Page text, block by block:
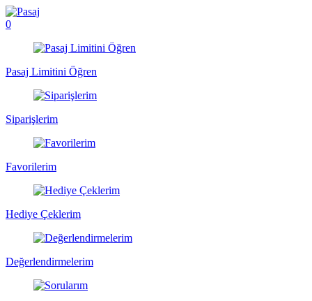
0
Pasaj Limitini Öğren
Siparişlerim
Favorilerim
Hediye Çeklerim
Değerlendirmelerim